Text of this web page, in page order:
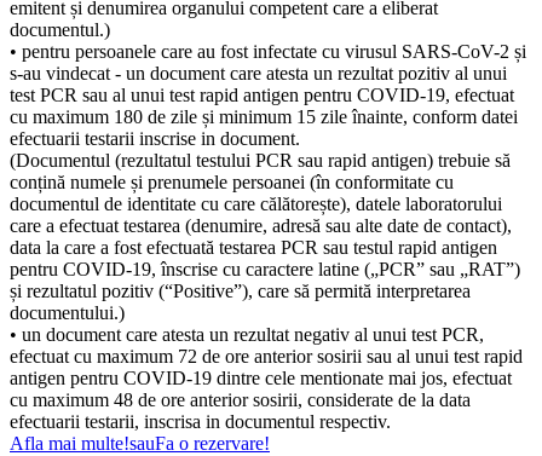
emitent și denumirea organului competent care a eliberat
documentul.)
• pentru persoanele care au fost infectate cu virusul SARS-CoV-2 și
s-au vindecat - un document care atesta un rezultat pozitiv al unui
test PCR sau al unui test rapid antigen pentru COVID-19, efectuat
cu maximum 180 de zile și minimum 15 zile înainte, conform datei
efectuarii testarii inscrise in document.
(Documentul (rezultatul testului PCR sau rapid antigen) trebuie să
conțină numele și prenumele persoanei (în conformitate cu
documentul de identitate cu care călătorește), datele laboratorului
care a efectuat testarea (denumire, adresă sau alte date de contact),
data la care a fost efectuată testarea PCR sau testul rapid antigen
pentru COVID-19, înscrise cu caractere latine („PCR” sau „RAT”)
și rezultatul pozitiv (“Positive”), care să permită interpretarea
documentului.)
• un document care atesta un rezultat negativ al unui test PCR,
efectuat cu maximum 72 de ore anterior sosirii sau al unui test rapid
antigen pentru COVID-19 dintre cele mentionate mai jos, efectuat
cu maximum 48 de ore anterior sosirii, considerate de la data
efectuarii testarii, inscrisa in documentul respectiv.
Afla mai multe!sauFa o rezervare!